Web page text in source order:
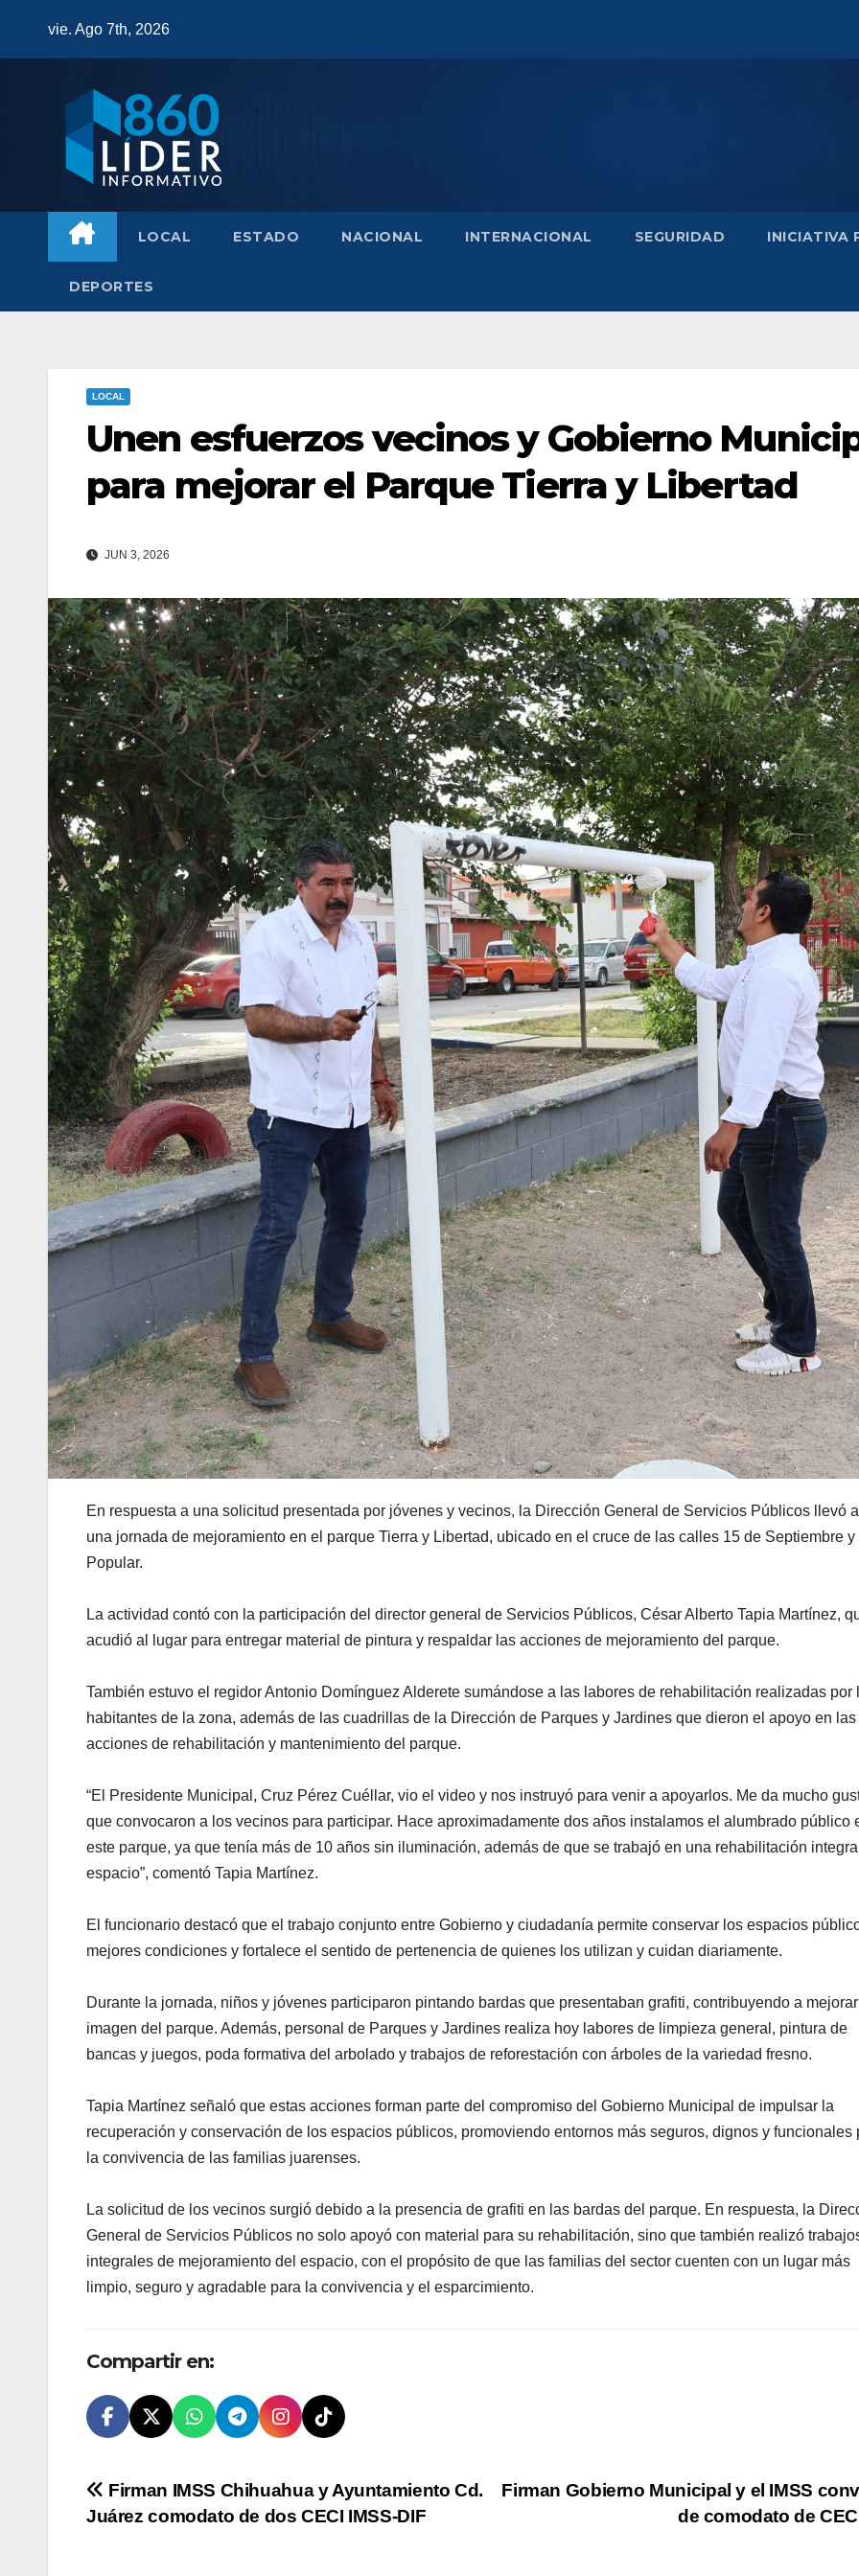
vie. Ago 7th, 2026
LOCAL ESTADO NACIONAL INTERNACIONAL SEGURIDAD INICIATIVA
DEPORTES
LOCAL
Unen esfuerzos vecinos y Gobierno
para mejorar el Parque Tierra y Libertad
JUN 3, 2026
En respuesta a una solicitud presentada por jóvenes y vecinos, la Dirección General de Servicios Públicos llevó
una jornada de mejoramiento en el parque Tierra y Libertad, ubicado en el cruce de las calles 15 de Septiembre y
Popular.
La actividad contó con la participación del director general de Servicios Públicos, César Alberto Tapia Martínez,
acudió al lugar para entregar material de pintura y respaldar las acciones de mejoramiento del parque.
También estuvo el regidor Antonio Domínguez Alderete sumándose a las labores de rehabilitación realizadas por
habitantes de la zona, además de las cuadrillas de la Dirección de Parques y Jardines que dieron el apoyo en las
acciones de rehabilitación y mantenimiento del parque.
“El Presidente Municipal, Cruz Pérez Cuéllar, vio el video y nos instruyó para venir a apoyarlos. Me da mucho
que convocaron a los vecinos para participar. Hace aproximadamente dos años instalamos el alumbrado público
este parque, ya que tenía más de 10 años sin iluminación, además de que se trabajó en una rehabilitación
espacio”, comentó Tapia Martínez.
El funcionario destacó que el trabajo conjunto entre Gobierno y ciudadanía permite conservar los espacios
mejores condiciones y fortalece el sentido de pertenencia de quienes los utilizan y cuidan diariamente.
Durante la jornada, niños y jóvenes participaron pintando bardas que presentaban grafiti, contribuyendo a
imagen del parque. Además, personal de Parques y Jardines realiza hoy labores de limpieza general, pintura de
bancas y juegos, poda formativa del arbolado y trabajos de reforestación con árboles de la variedad fresno.
Tapia Martínez señaló que estas acciones forman parte del compromiso del Gobierno Municipal de impulsar la
recuperación y conservación de los espacios públicos, promoviendo entornos más seguros, dignos y funcionales
la convivencia de las familias juarenses.
La solicitud de los vecinos surgió debido a la presencia de grafiti en las bardas del parque. En respuesta, la
General de Servicios Públicos no solo apoyó con material para su rehabilitación, sino que también realizó
integrales de mejoramiento del espacio, con el propósito de que las familias del sector cuenten con un lugar más
limpio, seguro y agradable para la convivencia y el esparcimiento.
Compartir en:
Navegación
Firman Gobierno Municipal y el IMSS
de comodato de
Firman IMSS Chihuahua y Ayuntamiento Cd.
Juárez comodato de dos CECI IMSS-DIF
Camino